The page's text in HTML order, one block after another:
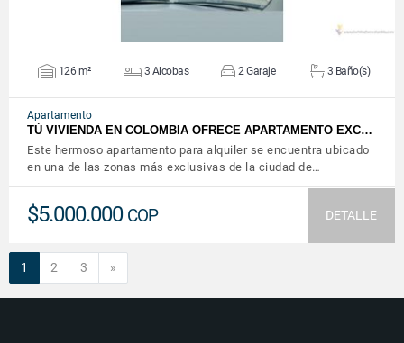
126 m² 3 Alcobas 2 Garaje 3 Baño(s)
Apartamento
TÚ VIVIENDA EN COLOMBIA OFRECE APARTAMENTO EXC…
Este hermoso apartamento para alquiler se encuentra ubicado
en una de las zonas más exclusivas de la ciudad de…
$5.000.000 COP DETALLE
1 2 3 »